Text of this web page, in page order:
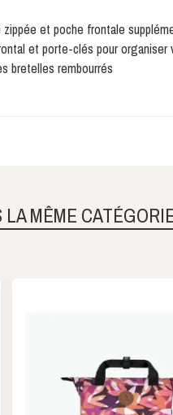
et poche frontale
et porte-clés pour organiser
bretelles rembourrés
MÊME